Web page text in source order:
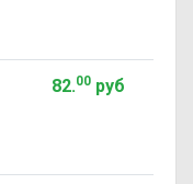
82.00руб